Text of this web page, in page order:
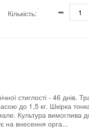
Кількість:
стиглості - 46 днів.
до 1,5 кг. Шкірка
Культура вимоглива
на внесення орга...